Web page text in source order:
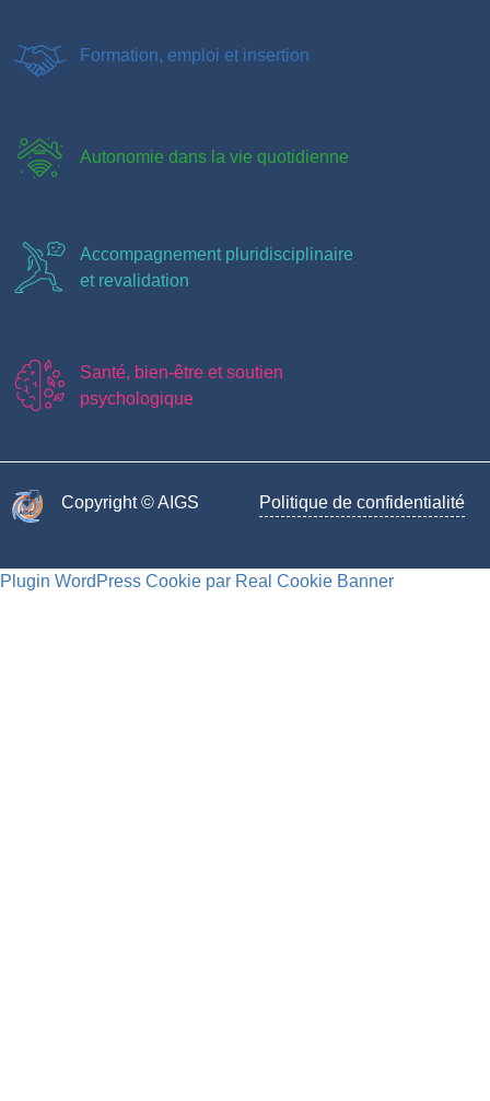
Formation, emploi et insertion
Autonomie dans la vie quotidienne
Accompagnement pluridisciplinaire
et revalidation
Santé, bien-être et soutien
psychologique
Copyright © AIGS​ Politique de confidentialité
Plugin WordPress Cookie par Real Cookie Banner